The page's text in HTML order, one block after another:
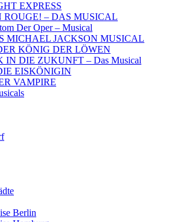
EXPRESS
ROUGE! – DAS MUSICAL
Der Oper – Musical
MICHAEL JACKSON MUSICAL
KÖNIG DER LÖWEN
IN DIE ZUKUNFT – Das Musical
EISKÖNIGIN
VAMPIRE
Berlin